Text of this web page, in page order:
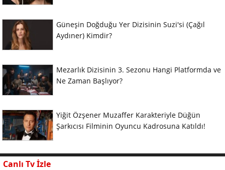
Güneşin Doğduğu Yer Dizisinin Suzi'si (Çağıl
Aydıner) Kimdir?
Mezarlık Dizisinin 3. Sezonu Hangi Platformda ve
Ne Zaman Başlıyor?
Yiğit Özşener Muzaffer Karakteriyle Düğün
Şarkıcısı Filminin Oyuncu Kadrosuna Katıldı!
Canlı Tv İzle